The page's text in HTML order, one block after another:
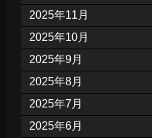
2025年11月
2025年10月
2025年9月
2025年8月
2025年7月
2025年6月